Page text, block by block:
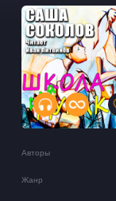
Авторы
Жанр